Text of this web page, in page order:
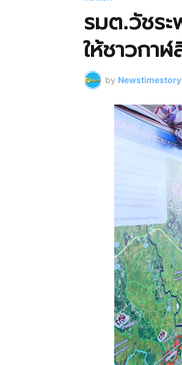
รมต.วัชร
ให้ชาวกา
by Newstimestory